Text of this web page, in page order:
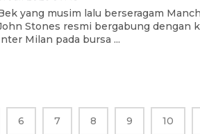
yang musim lalu berseragam
Stones resmi bergabung dengan
Milan pada bursa ...
6 7 8 9 10
15 Juli 2026 14:05